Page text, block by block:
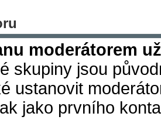
moderátorem
skupiny jsou
ustanovit
jako prvního